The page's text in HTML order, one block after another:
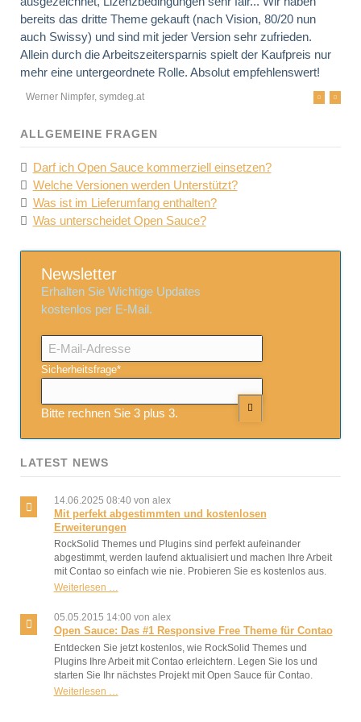
bereits das dritte Theme gekauft (nach Vision, 80/20 nun
auch Swissy) und sind mit jeder Version sehr zufrieden.
Allein durch die Arbeitszeitersparnis spielt der Kaufpreis nur
mehr eine untergeordnete Rolle. Absolut empfehlenswert!
Werner Nimpfer, symdeg.at
ALLGEMEINE FRAGEN
Darf ich Open Sauce kommerziell einsetzen?
Welche Versionen werden Unterstützt?
Was ist im Lieferumfang enthalten?
Was unterscheidet Open Sauce?
Newsletter
Erhalten Sie Wichtige Updates
kostenlos per E-Mail.
E-
Mail-
Adresse
Pflichtfeld
Sicherheitsfrage*
Bitte rechnen Sie 3 plus 3.
LATEST NEWS
14.06.2025 08:40 von alex
Mit perfekt abgestimmten und kostenlosen
Erweiterungen
RockSolid Themes und Plugins sind perfekt aufeinander
abgestimmt, werden laufend aktualisiert und machen Ihre Arbeit
mit Contao so einfach wie nie. Probieren Sie es kostenlos aus.
Weiterlesen …
abgestimmten
und
Erweiterungen
05.05.2015 14:00 von alex
Open Sauce: Das #1 Responsive Free Theme für Contao
Entdecken Sie jetzt kostenlos, wie RockSolid Themes und
Plugins Ihre Arbeit mit Contao erleichtern. Legen Sie los und
starten Sie Ihr nächstes Projekt mit Open Sauce für Contao.
Weiterlesen …